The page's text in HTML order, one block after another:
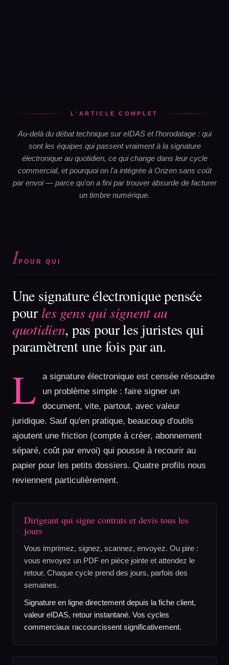
L'ARTICLE COMPLET
Au-delà du débat technique sur eIDAS et l'horodatage : qui
sont les équipes qui passent vraiment à la signature
électronique au quotidien, ce qui change dans leur cycle
commercial, et pourquoi on l'a intégrée à Orizen sans coût
par envoi — parce qu'on a fini par trouver absurde de facturer
un timbre numérique.
IPOUR QUI
Une signature électronique pensée
pourles gens qui signent au
quotidien, pas pour les juristes qui
paramètrent une fois par an.
L
a signature électronique est censée résoudre
un problème simple : faire signer un
document, vite, partout, avec valeur
juridique. Sauf qu'en pratique, beaucoup d'outils
ajoutent une friction (compte à créer, abonnement
séparé, coût par envoi) qui pousse à recourir au
papier pour les petits dossiers. Quatre profils nous
reviennent particulièrement.
Dirigeant qui signe contrats et devis tous les
jours
Vous imprimez, signez, scannez, envoyez. Ou pire :
vous envoyez un PDF en pièce jointe et attendez le
retour. Chaque cycle prend des jours, parfois des
semaines.
Signature en ligne directement depuis la fiche client,
valeur eIDAS, retour instantané. Vos cycles
commerciaux raccourcissent significativement.